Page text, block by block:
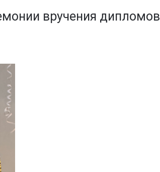
вручения дипломов